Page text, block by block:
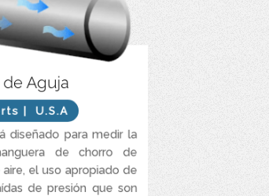
Aguja
| U.S.A
diseñado para medir la
de chorro de
el uso apropiado de
de presión que son
en la manguera de chorro
y la manguera de aire.
la presión en la boquilla.
-20 a 60° C (De -4 a 140°F).
133 x 58 x 28,5mm.